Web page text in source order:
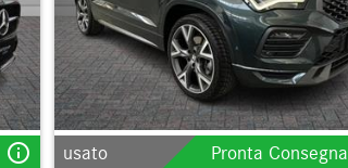
info_outline usato Pronta Consegna